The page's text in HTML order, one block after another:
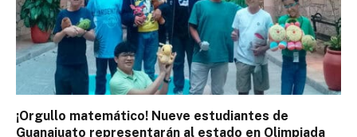
¡Orgullo matemático! Nueve estudiantes de
Guanajuato representarán al estado en Olimpiada